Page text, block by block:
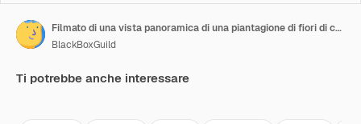
Filmato di una vista panoramica di una piantagione di fiori di calendula
BlackBoxGuild
Ti potrebbe anche interessare